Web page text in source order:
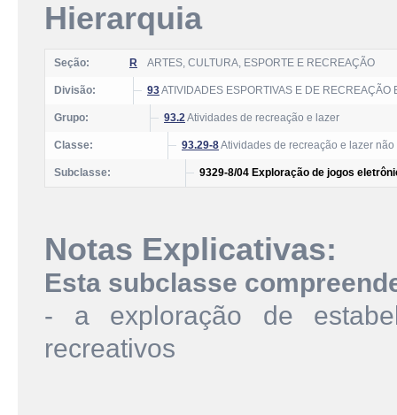
Hierarquia
Seção: R ARTES, CULTURA, ESPORTE E RECREAÇÃO
Divisão: 93ATIVIDADES ESPORTIVAS E DE RECREAÇÃO
Grupo: 93.2Atividades de recreação e lazer
Classe: 93.29-8Atividades de recreação e lazer
Subclasse: 9329-8/04 Exploração de jogos
Notas Explicativas:
Esta subclasse
- a exploração de
recreativos